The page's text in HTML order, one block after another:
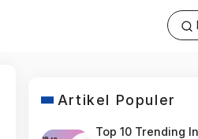
Artikel Populer
Top 10 Trending